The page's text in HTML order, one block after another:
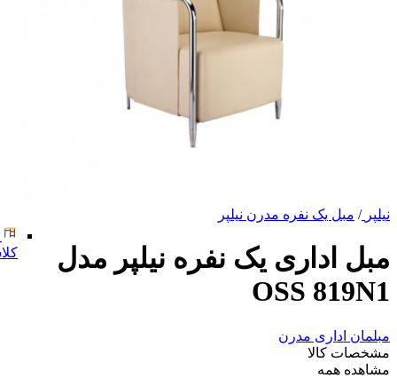
نیلپر / مبل یک نفره مدرن نیلپر
مبل اداری یک نفره نیلپر مدل
OSS 819N1
مبلمان اداری مدرن
مشخصات کالا
مشاهده همه